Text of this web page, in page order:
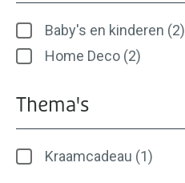
Categorieën
Baby's en kinderen (2)
Home Deco (2)
Thema's
Thema's
Kraamcadeau (1)